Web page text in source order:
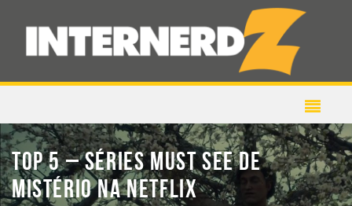
TOP 5 – SÉRIES MUST SEE DE
MISTÉRIO NA NETFLIX